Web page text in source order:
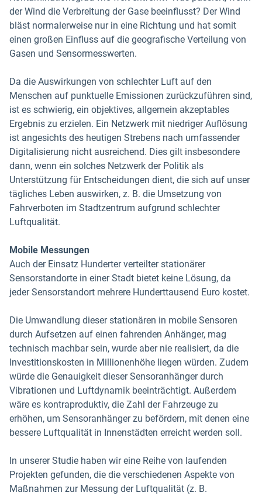
der Wind die Verbreitung der Gase beeinflusst? Der Wind
bläst normalerweise nur in eine Richtung und hat somit
einen großen Einfluss auf die geografische Verteilung von
Gasen und Sensormesswerten.
Da die Auswirkungen von schlechter Luft auf den
Menschen auf punktuelle Emissionen zurückzuführen sind,
ist es schwierig, ein objektives, allgemein akzeptables
Ergebnis zu erzielen. Ein Netzwerk mit niedriger Auflösung
ist angesichts des heutigen Strebens nach umfassender
Digitalisierung nicht ausreichend. Dies gilt insbesondere
dann, wenn ein solches Netzwerk der Politik als
Unterstützung für Entscheidungen dient, die sich auf unser
tägliches Leben auswirken, z. B. die Umsetzung von
Fahrverboten im Stadtzentrum aufgrund schlechter
Luftqualität.
Mobile Messungen
Auch der Einsatz Hunderter verteilter stationärer
Sensorstandorte in einer Stadt bietet keine Lösung, da
jeder Sensorstandort mehrere Hunderttausend Euro kostet.
Die Umwandlung dieser stationären in mobile Sensoren
durch Aufsetzen auf einen fahrenden Anhänger, mag
technisch machbar sein, wurde aber nie realisiert, da die
Investitionskosten in Millionenhöhe liegen würden. Zudem
würde die Genauigkeit dieser Sensoranhänger durch
Vibrationen und Luftdynamik beeinträchtigt. Außerdem
wäre es kontraproduktiv, die Zahl der Fahrzeuge zu
erhöhen, um Sensoranhänger zu befördern, mit denen eine
bessere Luftqualität in Innenstädten erreicht werden soll.
In unserer Studie haben wir eine Reihe von laufenden
Projekten gefunden, die die verschiedenen Aspekte von
Maßnahmen zur Messung der Luftqualität (z. B.